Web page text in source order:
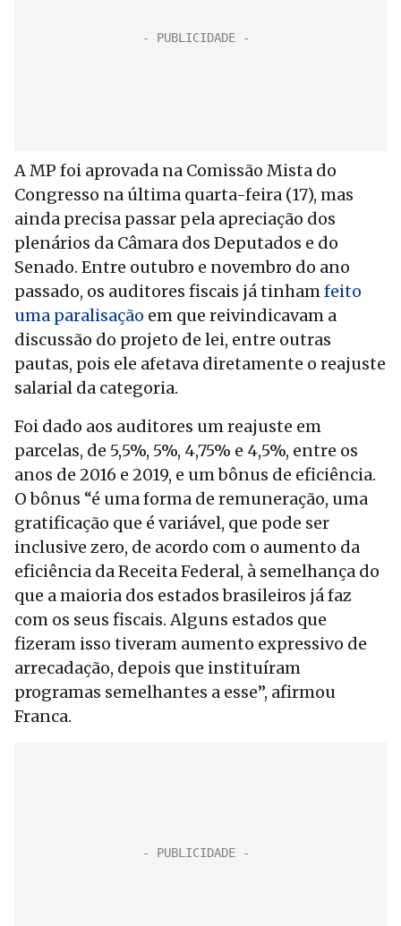
A MP foi aprovada na Comissão Mista do
Congresso na última quarta-feira (17), mas
ainda precisa passar pela apreciação dos
plenários da Câmara dos Deputados e do
Senado. Entre outubro e novembro do ano
passado, os auditores fiscais já tinhamfeito
uma paralisação em que reivindicavam a
discussão do projeto de lei, entre outras
pautas, pois ele afetava diretamente o reajuste
salarial da categoria.
Foi dado aos auditores um reajuste em
parcelas, de 5,5%, 5%, 4,75% e 4,5%, entre os
anos de 2016 e 2019, e um bônus de eficiência.
O bônus “é uma forma de remuneração, uma
gratificação que é variável, que pode ser
inclusive zero, de acordo com o aumento da
eficiência da Receita Federal, à semelhança do
que a maioria dos estados brasileiros já faz
com os seus fiscais. Alguns estados que
fizeram isso tiveram aumento expressivo de
arrecadação, depois que instituíram
programas semelhantes a esse”, afirmou
Franca.